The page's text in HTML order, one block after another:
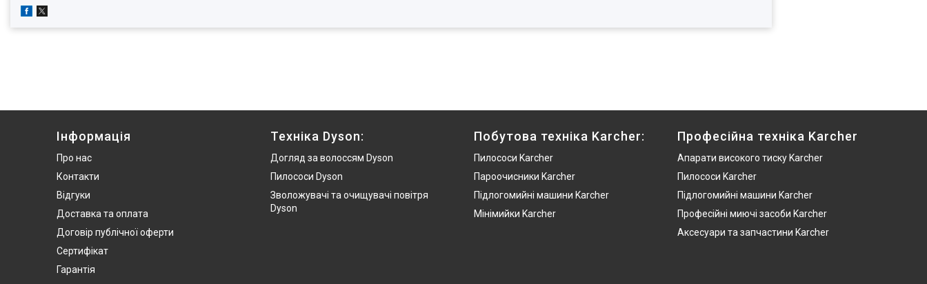
Інформація
Про нас
Контакти
Відгуки
Доставка та оплата
Договір публічної оферти
Сертифікат
Гарантія
Техніка Dyson:
Догляд за волоссям Dyson
Пилососи Dyson
Зволожувачі та очищувачі повітря
Dyson
Побутова техніка Karcher:
Пилососи Karcher
Пароочисники Karcher
Підлогомийні машини Karcher
Мінімийки Karcher
Професійна техніка Karcher
Апарати високого тиску Karcher
Пилососи Karcher
Підлогомийні машини Karcher
Професійні миючі засоби Karcher
Аксесуари та запчастини Karcher